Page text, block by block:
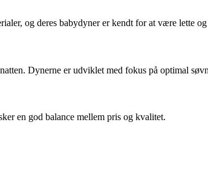
og deres babydyner er kendt for at være lette og
Dynerne er udviklet med fokus på optimal
en god balance mellem pris og kvalitet.